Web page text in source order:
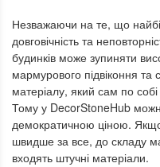
Незважаючи на те, що
довговічність та
будинків може зупиняти
мармурового підвіконня
матеріалу, який сам по
Тому у DecorStoneHub
демократичною ціною.
швидше за все, до складу
входять штучні матеріали.